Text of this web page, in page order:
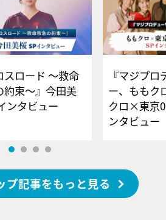
スロード ～救命
約束～』今田美
ンタビュー
『マジプロ
ー、ももク
クロ×東京
ンタビュー
プ記事をもっと見る